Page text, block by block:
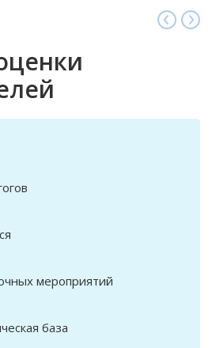
мероприятий
база